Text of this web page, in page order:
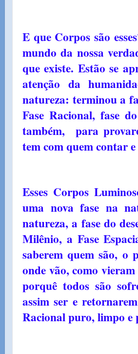
E que Corpos são
mundo da nossa
que existe. Estão se
atenção da
natureza: terminou a
Fase Racional, fase
também, para
tem com quem contar
Esses Corpos
uma nova fase na
natureza, a fase do
Milênio, a Fase
saberem quem são, o
onde vão, como
porquê todos são
assim ser e
Racional puro, limpo